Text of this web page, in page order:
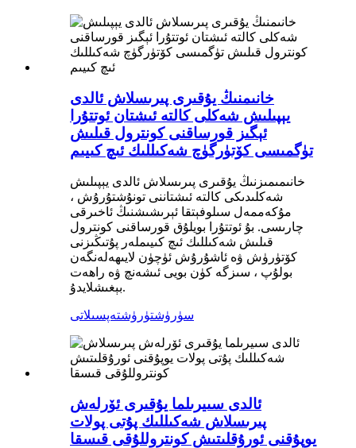
خانىمنىڭ يۇقىرى پىرىسلاش ئالدى
يېپىلىش شەكلى كالتە ئىشتان ئوتتۇرا
ئېگىز قورساقنى كونترول قىلىش
تۈگمىسى كۆتۈرگۈچ شەكىللىك ئىچ كىيىم
خانىمىمىزنىڭ يۇقىرى پىرىسلاش ئالدى يېپىلىش
شەكلىدىكى كالتە ئىشتاننى تونۇشتۇرۇش ،
مۇكەممەل سىلوفېتقا ئېرىشىشنىڭ ئاخىرقى
چارىسى. بۇ ئوتتۇرا بويلۇق قورساقنى كونترول
قىلىش شەكىللىك ئىچ كىيىملەر پۇتىڭىزنى
كۆتۈرۈش ۋە ئاشۇرۇش ئۈچۈن لايىھەلەنگەن
بولۇپ ، سىزگە كۈن بويى ئىشەنچ ۋە راھەت
بېغىشلايدۇ.
سۈرۈشتۈرۈشتەپسىلاتى
ئالدى سىيرىلما يۇقىرى ئۆرلەش
پىرىسلاش شەكىللىك پۇتى پولات
يوپۇقنى ئورۇقلىتىش كونتروللۇقى قىسقا